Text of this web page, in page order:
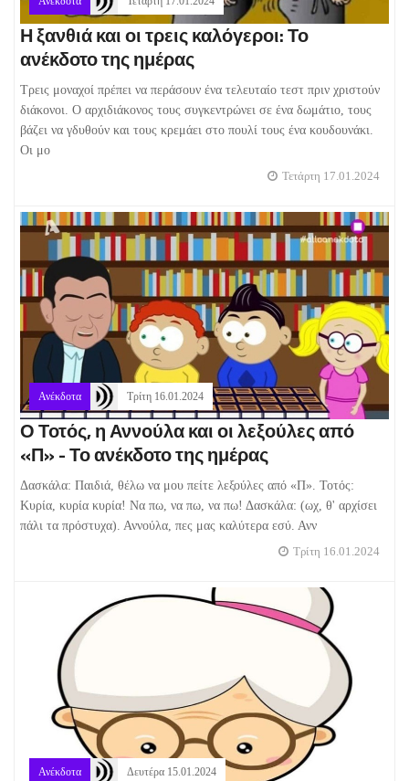
Η ξανθιά και οι τρεις καλόγεροι: Το
ανέκδοτο της ημέρας
Τρεις μοναχοί πρέπει να περάσουν ένα τελευταίο τεστ πριν χριστούν
διάκονοι. Ο αρχιδιάκονος τους συγκεντρώνει σε ένα δωμάτιο, τους
βάζει να γδυθούν και τους κρεμάει στο πουλί τους ένα κουδουνάκι.
Οι μο
Τετάρτη 17.01.2024
Ανέκδοτα Τρίτη 16.01.2024
Ο Τοτός, η Αννούλα και οι λεξούλες από
«Π» - Το ανέκδοτο της ημέρας
Δασκάλα: Παιδιά, θέλω να μου πείτε λεξούλες από «Π». Τοτός:
Κυρία, κυρία κυρία! Να πω, να πω, να πω! Δασκάλα: (ωχ, θ' αρχίσει
πάλι τα πρόστυχα). Αννούλα, πες μας καλύτερα εσύ. Ανν
Τρίτη 16.01.2024
Ανέκδοτα Δευτέρα 15.01.2024